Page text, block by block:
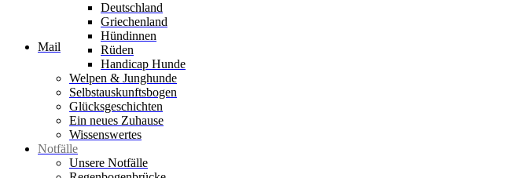
Mail
Deutschland
Griechenland
Hündinnen
Rüden
Handicap Hunde
Welpen & Junghunde
Selbstauskunftsbogen
Glücksgeschichten
Ein neues Zuhause
Wissenswertes
Notfälle
Unsere Notfälle